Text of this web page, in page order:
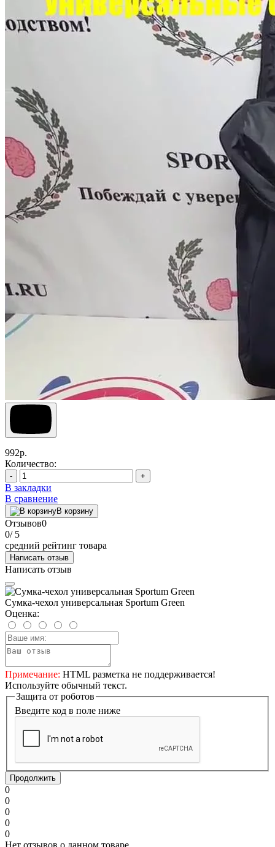
992р.
Количество:
- +
В закладки
В сравнение
В корзину
Отзывов0
0/ 5
средний рейтинг товара
Написать отзыв
Написать отзыв
Сумка-чехол универсальная Sportum Green
Оценка:
Примечание: HTML разметка не поддерживается!
Используйте обычный текст.
Защита от роботов
Введите код в поле ниже
Продолжить
0
0
0
0
0